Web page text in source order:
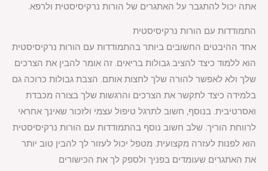
אתה יכול להתגבר על האתגרים של הורות נרקיסיסטית ולרפא.
התמודדות עם הורות נרקיסיסטית
אחד ההיבטים החשובים ביותר בהתמודדות עם הורות נרקיסיסטית
הוא ללמוד כיצד להציב גבולות בריאים. זה אומר להבין את הצרכים
שלך ולא לאפשר להורה שלך לחצות אותם. הצבת גבולות כרוכה גם
בלמידה כיצד לתקשר את הצרכים והרגשות שלך בצורה מכבדת
ואסרטיבית. בנוסף, חשוב לתרגל טיפול עצמי ולזכור שאינך אחראי
לרווחת הוריך. שלב חשוב נוסף בהתמודדות עם הורות נרקיסיסטית
הוא לפנות לעזרה מקצועית. מטפל יכול לעזור לך להבין טוב יותר
את האתגרים שעומדים בפניך ולספק לך את הכישורים